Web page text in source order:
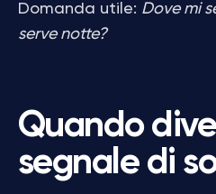
Domanda utile: Dove mi
serve notte?
Quando
segnale di